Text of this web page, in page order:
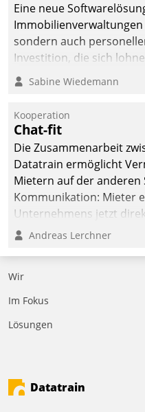
Eine neue
sondern auch
Investition, die sich
nachhaltige Optimierung
dieses Ziel erreicht wird,
Sabine Wiedemann
Kooperation
Chat-fit
Die Zusammenarbeit
Datatrain ermöglicht
Mietern auf der anderen
Kommunikation: Mieter
Unternehmens jetzt
Mitarbeiter oder
Andreas Lerchner
Wir
Im Fokus
Lösungen
Datatrain